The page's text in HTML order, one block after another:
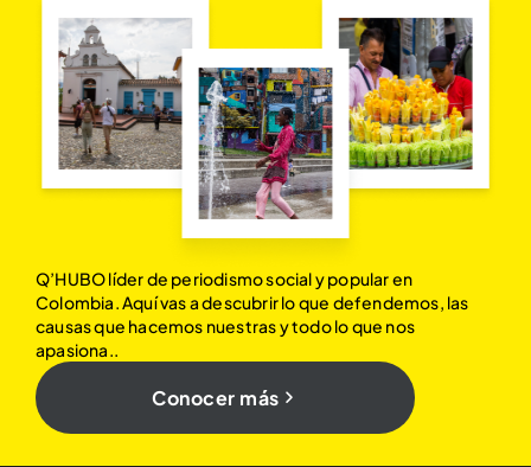
Q’HUBO líder de periodismo social y popular en
Colombia. Aquí vas a descubrir lo que defendemos, las
causas que hacemos nuestras y todo lo que nos
apasiona..
Conocer más